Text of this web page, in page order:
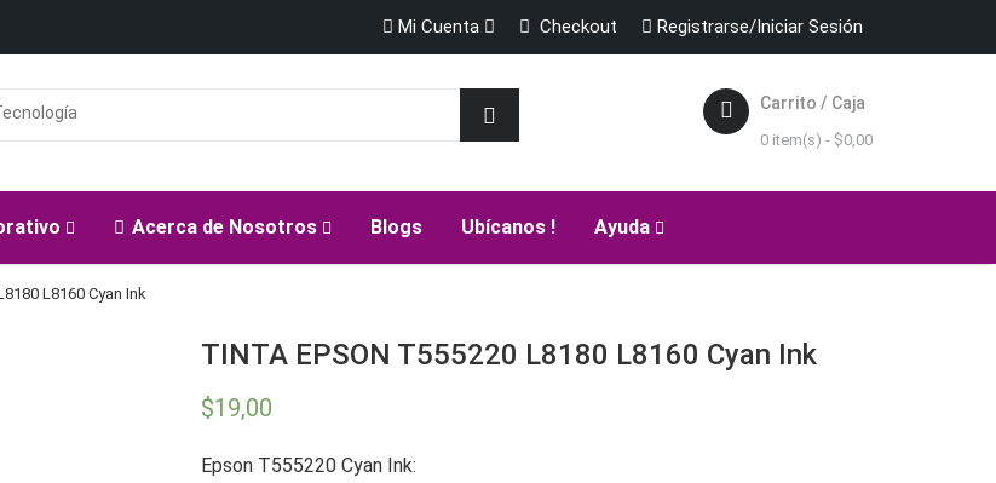
Mi Cuenta Checkout Registrarse/Iniciar Sesión
Carrito / Caja
0 item(s) - $0,00
Acerca de Nosotros Blogs Ubícanos ! Ayuda
L8160 Cyan Ink
TINTA EPSON T555220 L8180 L8160 Cyan Ink
$19,00
Epson T555220 Cyan Ink: